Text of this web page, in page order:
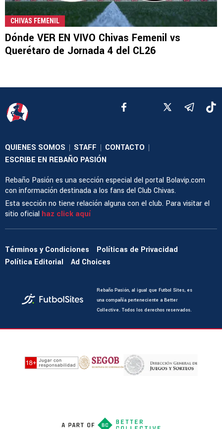
CHIVAS FEMENIL
Dónde VER EN VIVO Chivas Femenil vs
Querétaro de Jornada 4 del CL26
QUIENES SOMOS | STAFF | CONTACTO |
ESCRIBE EN REBAÑO PASIÓN
Rebaño Pasión es una sección especial del portal Bolavip.com
con información destinada a los fans del Club Chivas.
Esta sección no tiene relación alguna con el club. Para visitar el
sitio oficial haz click aquí
Términos y Condiciones
Políticas de Privacidad
Política Editorial
Ad Choices
Rebaño Pasión, al igual que Futbol Sites, es
una compañía perteneciente a Better
Collective. Todos los derechos reservados.